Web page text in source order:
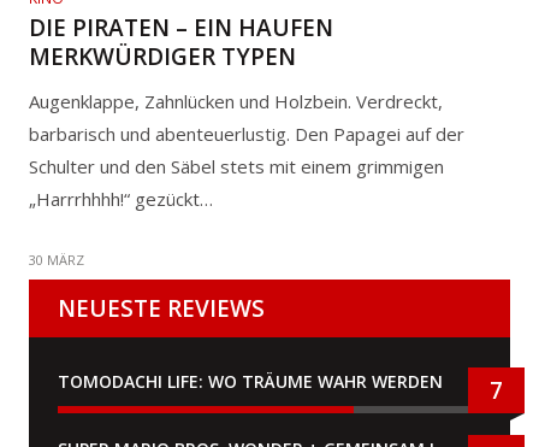
DIE PIRATEN – EIN HAUFEN
MERKWÜRDIGER TYPEN
Augenklappe, Zahnlücken und Holzbein. Verdreckt,
barbarisch und abenteuerlustig. Den Papagei auf der
Schulter und den Säbel stets mit einem grimmigen
„Harrrhhhh!“ gezückt…
30 MÄRZ
NEUESTE REVIEWS
TOMODACHI LIFE: WO TRÄUME WAHR WERDEN 7